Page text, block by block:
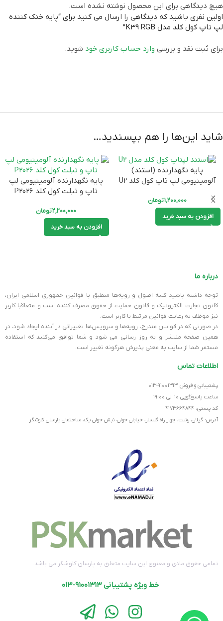
هیچ دیدگاهی برای این محصول نوشته نشده است.
اولین نفری باشید که دیدگاهی را ارسال می کنید برای “پایه خنک کننده
لپ تاپ کول کلد مدل K39 RGB”
برای ثبت نقد و بررسی وارد حساب کاربری خود شوید.
شاید این‌ها را هم بپسندید…
پایه نگهدارنده (استند)
آلومینیومی لپ تاپ کول کلد U2
۱,۲۰۰,۰۰۰تومان
افزودن به سبد خرید
پایه نگهدارنده آلومینیومی لپ
تاپ و تبلت کول کلد P2026
۲,۲۰۰,۰۰۰تومان
افزودن به سبد خرید
درباره ما
توجه داشته باشید کلیه اصول و رویه‏‌ها منطبق با قوانین جمهوری اسلامی ایران،
قانون تجارت الکترونیک و قانون حمایت از حقوق مصرف کننده است و متعاقبا کاربر
نیز موظف به رعایت قوانین مرتبط با کاربر است.
در صورتی که در قوانین مندرج، رویه‏‌ها و سرویس‏‌ها تغییراتی در آینده ایجاد شود، در
همین صفحه منتشر و به روز رسانی می شود و شما توافق می‏‌کنید که استفاده
مستمر شما از سایت به معنی پذیرش هرگونه تغییر است.
اطلاعات تماس
پشتیبانی و فروش ۹۱۰۰۱۳۱۳-۰۱۳
ساعت پاسخ‌گویی ۱۰ الی ۱۹:۰۰
کد پستی: ۴۱۷۳۶۶۴۸۴۴
آدرس: گیلان، رشت، چهار راه گلسار، خیابان جوان، نبش جوان یک، ساختمان پارسان کاوشگر
تمامی حقوق مادی و معنوی این سایت متعلق به پارسان کاوشگر می باشد.
خط ویژه پشتیبانی ۹۱۰۰۱۳۱۳-۰۱۳